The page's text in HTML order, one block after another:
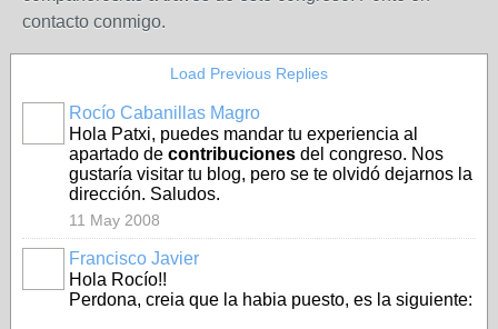
contacto conmigo.
Load Previous Replies
Rocío Cabanillas Magro
Hola Patxi, puedes mandar tu experiencia al
apartado de contribuciones del congreso. Nos
gustaría visitar tu blog, pero se te olvidó dejarnos la
dirección. Saludos.
11 May 2008
Francisco Javier
Hola Rocío!!
Perdona, creia que la habia puesto, es la siguiente: